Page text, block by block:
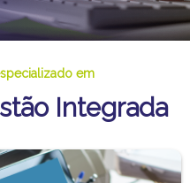
em
Integrada